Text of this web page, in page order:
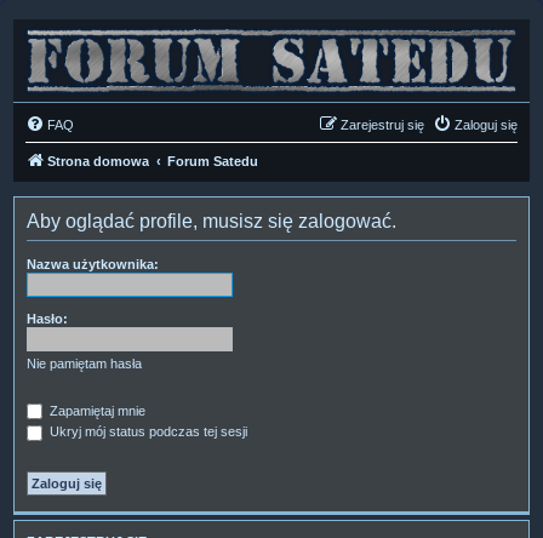
FAQ Zaloguj się
Zarejestruj się
Strona domowa Forum Satedu
Aby oglądać profile, musisz się zalogować.
Nazwa użytkownika:
Hasło:
Nie pamiętam hasła
Zapamiętaj mnie
Ukryj mój status podczas tej sesji